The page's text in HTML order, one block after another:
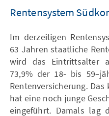
Rentensystem
Im derzeitigen
63 Jahren staatliche
wird das Eintrittsalter
73,9% der 18- bis
Rentenversicherung.
hat eine noch junge
eingeführt. Damals lag